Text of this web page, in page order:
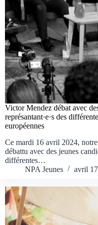
Victor Mendez débat avec
représantant·e·s des
européennes
Ce mardi 16 avril 2024,
débattu avec des jeunes
différentes…
NPA Jeunes
avril